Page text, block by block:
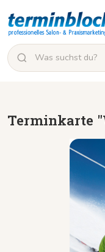
Terminkarte